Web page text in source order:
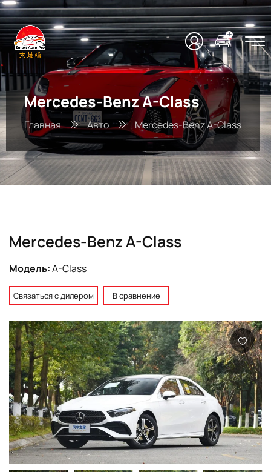
Mercedes-Benz A-Class
Главная Авто Mercedes-Benz A-Class
Mercedes-Benz A-Class
Модель:A-Class
Связаться с дилером В сравнение